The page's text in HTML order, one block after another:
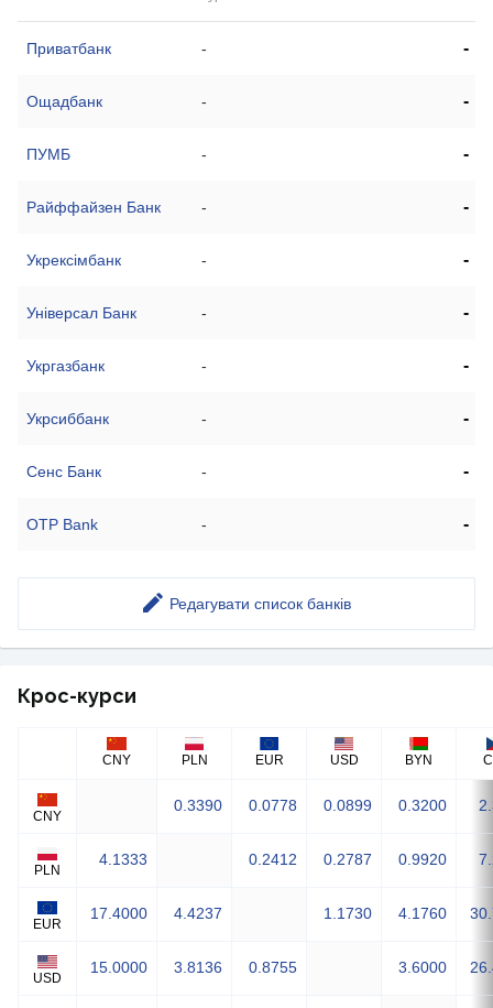
Приватбанк - -
Ощадбанк - -
ПУМБ - -
Райффайзен Банк - -
Укрексімбанк - -
Універсал Банк - -
Укргазбанк - -
Укрсиббанк - -
Сенс Банк - -
OTP Bank - -
Редагувати список банків
Крос-курси
CNY PLN EUR USD BYN
CNY
0.3390 0.0778 0.0899 0.3200
PLN
4.1333 0.2412 0.2787 0.9920
EUR
17.4000 4.4237 1.1730 4.1760
USD
15.0000 3.8136 0.8755 3.6000